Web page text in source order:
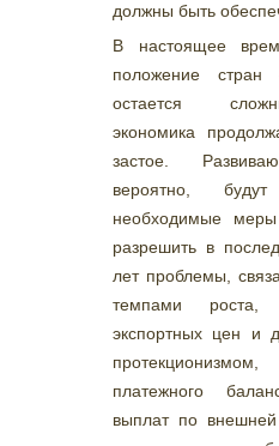
должны быть
В настоящее
положение стран
остается
экономика
застое.
вероятно, будут
необходимые
разрешить в
лет проблемы,
темпами роста,
экспортных цен и
платежного
выплат по